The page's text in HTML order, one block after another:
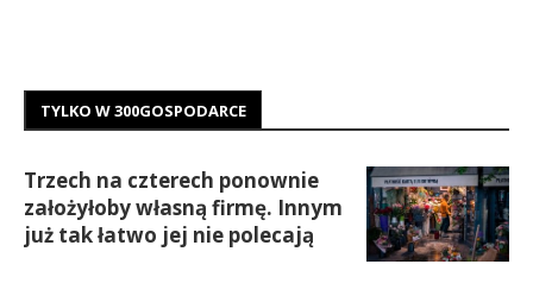
TYLKO W 300GOSPODARCE
Trzech na czterech ponownie
założyłoby własną firmę. Innym
już tak łatwo jej nie polecają